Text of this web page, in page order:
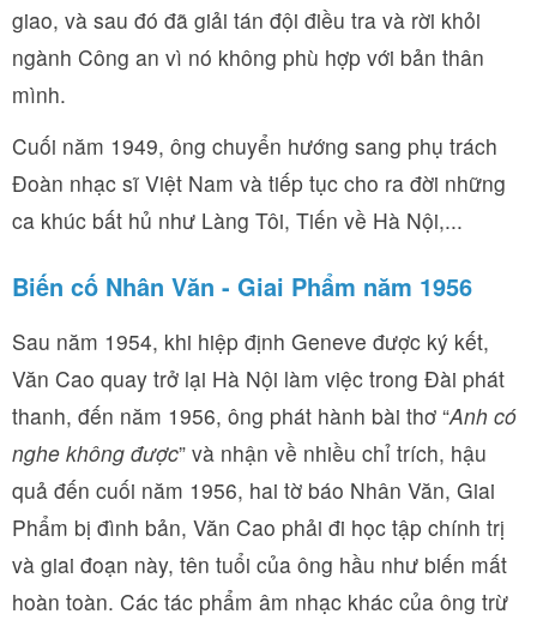
giao, và sau đó đã giải tán đội điều tra và rời khỏi
ngành Công an vì nó không phù hợp với bản thân
mình.
Cuối năm 1949, ông chuyển hướng sang phụ trách
Đoàn nhạc sĩ Việt Nam và tiếp tục cho ra đời những
ca khúc bất hủ như Làng Tôi, Tiến về Hà Nội,...
Biến cố Nhân Văn - Giai Phẩm năm 1956
Sau năm 1954, khi hiệp định Geneve được ký kết,
Văn Cao quay trở lại Hà Nội làm việc trong Đài phát
thanh, đến năm 1956, ông phát hành bài thơ “Anh có
nghe không được” và nhận về nhiều chỉ trích, hậu
quả đến cuối năm 1956, hai tờ báo Nhân Văn, Giai
Phẩm bị đình bản, Văn Cao phải đi học tập chính trị
và giai đoạn này, tên tuổi của ông hầu như biến mất
hoàn toàn. Các tác phẩm âm nhạc khác của ông trừ